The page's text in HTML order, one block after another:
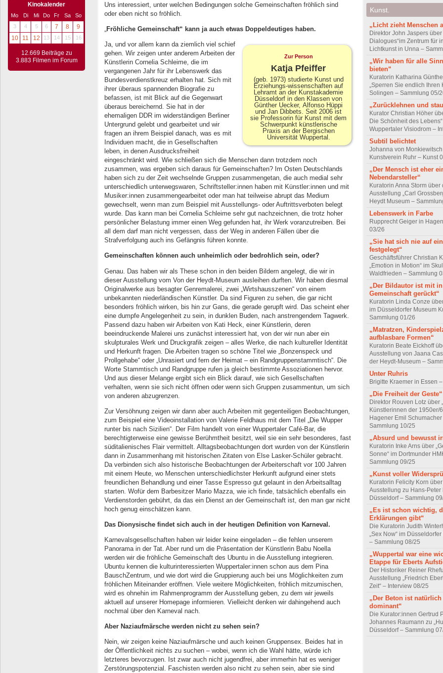
Kinokalender
Mo Di Mi Do Fr Sa
So
3
4 5 6 7 8
9
10
11 12 13 14 15 16
12.669 Beiträge zu
3.883 Filmen im Forum
Uns interessiert, unter welchen Bedingungen solche Gemeinschaften fröhlich sind
oder eben nicht so fröhlich.
Fröhliche Gemeinschaft“ kann ja auch etwas Doppeldeutiges haben.
Zur Person
Katja Pfeiffer
(geb. 1973) studierte Kunst und
Erziehungs-wissenschaften auf
Lehramt an der Kunstakademie
Düsseldorf in den Klassen von
Günther Uecker, Alfonso Hüppi
und Jan Dibbets. Seit 2006 ist
sie Professorin für Kunst mit dem
Schwerpunkt künstlerische
Praxis an der Bergischen
Universität Wuppertal.
Ja, und vor allem kann da ziemlich viel schief
gehen. Wir zeigen unter anderem Arbeiten der
Künstlerin Cornelia Schleime, die im
vergangenen Jahr für ihr Lebenswerk das
Bundesverdienstkreuz erhalten hat. Sich mit
ihrer überaus spannenden Biografie zu
befassen, ist mit Blick auf die Gegenwart
überaus bereichernd. Sie hat in der
ehemaligen DDR im widerständigen Berliner
Untergrund gelebt und gearbeitet und wir
fragen an ihrem Beispiel danach, was es mit
Individuen macht, die in Gesellschaften
leben, in denen Ausdrucksfreiheit
eingeschränkt wird. Wie schließen sich die Menschen dann trotzdem noch
zusammen, was ergeben sich daraus für Gemeinschaften? Im Osten Deutschlands
haben sich zu der Zeit wechselnde Gruppen zusammengetan, die auch medial sehr
unterschiedlich unterwegswaren, Schriftsteller:innen haben mit Künstler:innen und mit
Musiker:innen zusammengearbeitet oder man hat teilweise abrupt das Medium
gewechselt, wenn man zum Beispiel mit Ausstellungs- oder Auftrittsverboten belegt
wurde. Das kann man bei Cornelia Schleime sehr gut nachzeichnen, die trotz hoher
persönlicher Belastung immer einen Weg gefunden hat, ihr Werk voranzutreiben. Bei
all dem darf man nicht vergessen, dass der Weg in anderen Fällen über die
Strafverfolgung auch ins Gefängnis führen konnte.
Gemeinschaften können auch unheimlich oder bedrohlich sein, oder?
Genau. Das haben wir als These schon in den beiden Bildern angelegt, die wir in
dieser Ausstellung vom Von der Heydt-Museum ausleihen durften. Wir haben diesmal
Originalwerke aus besagter Genremalerei, zwei „Wirtshausszenen“ von einem
unbekannten niederländischen Künstler. Da sind Figuren zu sehen, die gar nicht
besonders fröhlich wirken, bis hin zur Gans, die gerade gerupft wird. Das scheint eher
eine dumpfe Angelegenheit zu sein, in dunklen Buden, nach anstrengendem Tagwerk.
Passend dazu haben wir Arbeiten von Kati Heck, einer Künstlerin, deren
beeindruckende Malerei uns zunächst interessiert hat, von der wir nun aber ein
skulpturales Werk und Druckgrafik zeigen – alles Werke, die nach kultureller Identität
und Herkunft fragen. Die Arbeiten tragen so schöne Titel wie „Bonzenspeck und
Prollgehabe“ oder „Unrasiert und fern der Heimat – ein Randgruppenstammtisch“. Die
Worte Stammtisch und Randgruppe rufen ja gleich bestimmte Assoziationen hervor.
Und aus dieser Melange ergibt sich ein Blick darauf, wie sich Gesellschaften
verhalten, wenn sie sich nicht öffnen oder wenn sich Gruppen zusammentun, um sich
von anderen abzugrenzen.
Zur Versöhnung zeigen wir dann aber auch Arbeiten mit gegenteiligen Beobachtungen,
zum Beispiel eine Videoinstallation von Valerie Feldhaus mit dem Titel „Die Wupper
runter bis nach Sizilien“. Der Film handelt von einer Wuppertaler Café-Bar, die
berechtigterweise eine gewisse Berühmtheit besitzt, weil sie ein sehr besonderes, fast
süditalienisches Flair vermittelt. Alltagsbeobachtungen dort wurden von der Künstlerin
dann in Zusammenhang mit historischen Zitaten von Else Lasker-Schüler gebracht.
Da verbinden sich also historische Beobachtungen der Arbeiterschaft vor 100 Jahren
mit einem Heute, wo Menschen unterschiedlichster Herkunft aufgrund einer stets
freundlichen Behandlung und einer Tasse Espresso gut gelaunt in den Arbeitsalltag
starten. Wofür dem Barbesitzer Mario Mazza, wie ich finde, tatsächlich ebenfalls ein
Verdienstorden gebührt, da das ein Dienst an der Gemeinschaft ist, den man gar nicht
hoch genug einschätzen kann.
Das Dionysische findet sich auch in der heutigen Definition von Karneval.
Karnevalsgesellschaften haben wir leider keine eingeladen – die fehlen unserem
Panorama in der Tat. Aber rund um die Präsentation der Künstlerin Babu Noella
werden wir die fröhliche Gemeinschaft des Ubuntu in die Ausstellung integrieren.
Ubuntu kennen die kulturinteressierten Wuppertaler:innen schon aus dem Pina
BauschZentrum, und wie dort wird die Gruppierung auch bei uns Möglichkeiten zum
fröhlichen Miteinander eröffnen. Viele weitere Möglichkeiten, fröhlich mitzumischen,
wird es ohnehin im Rahmenprogramm der Ausstellung geben, zu dem wir jeweils
aktuell auf unserer Homepage informieren. Vielleicht denken wir dahingehend auch
nochmal über den Karneval nach.
Aber Naziaufmärsche werden nicht zu sehen sein?
Nein, wir zeigen keine Naziaufmärsche und auch keinen Gruppensex. Beides hat in
der Öffentlichkeit nichts zu suchen – wobei, wenn ich die Wahl hätte, würde ich
letzteres bevorzugen. Ist zwar auch nicht jugendfrei, aber immerhin hat es weniger
Zerstörungspotenzial. Faschisten werden also nicht zu sehen sein, aber sie sind
Kunst.
„Licht zieht Menschen
Direktor John Jaspers über
Dialogues“im Zentrum für
Lichtkunst in Unna –
„Wir haben für alle
bieten“
Kuratorin Katharina
„Sperren Sie endlich Ihren
Solingen – Sammlung 05/
„Zurücklehnen und
Kurator Christian Höher
Die Schönheit des
Wuppertaler Visiodrom –
Subtil belichtet
Johanna von
Kunstverein Ruhr – Kunst
„Der Mensch ist eher
Nebendarsteller“
Kuratorin Anna Storm über
Ausstellung „Carl
Heydt Museum –
Lebenswerk in Farbe
Rupprecht Geiger in
03/26
„Sie hat sich nie auf
festgelegt“
Geschäftsführer Christian
„Emotion in Motion“ im
Waldfrieden – Sammlung
„Der Bildautor ist mit
Gemeinschaft gerückt“
Kuratorin Linda Conze
im Düsseldorfer Museum
Sammlung 01/26
„Matratzen,
aufblasbare Formen“
Kuratorin Beate Eickhoff
Ausstellung von Jaana
der Heydt-Museum –
Unter Ruhris
Brigitte Kraemer in Essen
„Die Freiheit der Geste“
Direktor Rouven Lotz über
Künstlerinnen der 1950er/
Hagener Emil
Sammlung 10/25
„Absurd und bewusst
Kuratorin Inke Arns über
Sonne“ im Dortmunder
Sammlung 09/25
„Kunst voller
Kuratorin Felicity Korn
Ausstellung zu Hans-Peter
Düsseldorf – Sammlung
„Es ist schon wichtig,
Erklärungen gibt“
Die Kuratorin Judith
„Sex Now“ im
– Sammlung 08/25
„Wuppertal war eine
Etappe für Eberts
Der Historiker Reiner
Ausstellung „Friedrich
Zeit“ – Interview 08/25
„Der Beton ist natürlich
dominant“
Die Kurator:innen Gertrud
Johannes Raumann zu
Düsseldorf – Sammlung